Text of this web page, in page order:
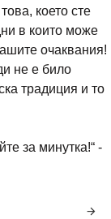
което сте
в които може
очаквания!
не е било
традиция и то
за минутка!“ -